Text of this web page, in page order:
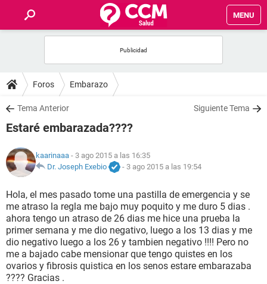
MENU
FOROS
SALUD
NUTRICIÓN
BIENESTAR
SEXUALIDAD
GLOSARIO
Foros Embarazo
Tema Anterior Siguiente Tema
Estaré embarazada????
kaarinaaa - 3 ago 2015 a las 16:35
Dr. Joseph Exebio
- 3 ago 2015 a las 19:54
Hola, el mes pasado tome una pastilla de emergencia y se
me atraso la regla me bajo muy poquito y me duro 5 dias .
ahora tengo un atraso de 26 dias me hice una prueba la
primer semana y me dio negativo, luego a los 13 dias y me
dio negativo luego a los 26 y tambien negativo !!!! Pero no
me a bajado cabe mensionar que tengo quistes en los
ovarios y fibrosis quistica en los senos estare embarazaba
???? Gracias .